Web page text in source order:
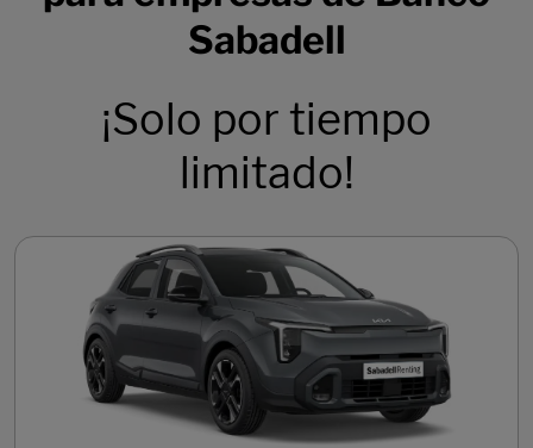
Sabadell
¡Solo por tiempo
limitado!